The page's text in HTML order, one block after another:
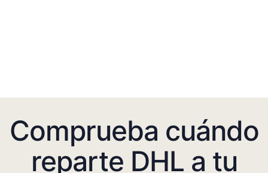
Comprueba cuándo
reparte DHL a tu